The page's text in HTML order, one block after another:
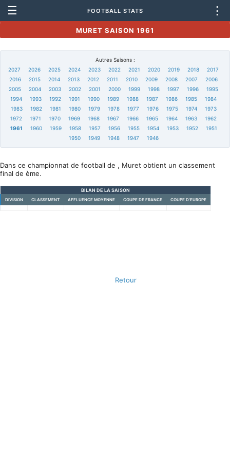
☰ FOOTBALL STATS ⋮
MURET SAISON 1961
Autres Saisons :
2027
2026 2025 2024 2023 2022 2021 2020 2019 2018
2017
2016
2015 2014 2013 2012 2011 2010 2009 2008 2007
2006
2005
2004 2003 2002 2001 2000 1999 1998 1997 1996
1995
1994
1993 1992 1991 1990 1989 1988 1987 1986 1985
1984
1983
1982 1981 1980 1979 1978 1977 1976 1975 1974
1973
1972
1971 1970 1969 1968 1967 1966 1965 1964 1963
1962
1961
1960 1959 1958 1957 1956 1955 1954 1953 1952
1951
1950
1949 1948 1947 1946
Dans ce championnat de football de , Muret obtient un classement
final de ème.
BILAN DE LA SAISON
DIVISION CLASSEMENT AFFLUENCE MOYENNE COUPE DE FRANCE COUPE D'EUROPE
Retour